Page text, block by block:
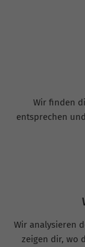
Wir finden
entsprechen
Wir analysieren
zeigen dir, wo